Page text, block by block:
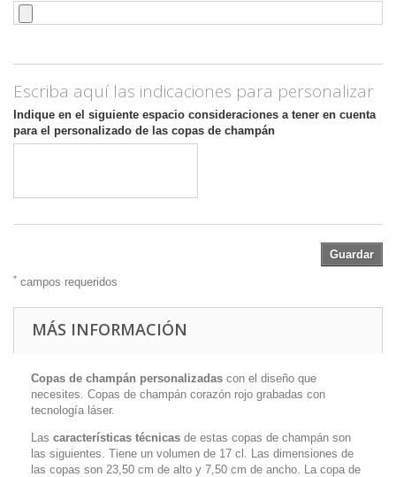
Escriba aquí las indicaciones para personalizar
Indique en el siguiente espacio consideraciones a tener en cuenta
para el personalizado de las copas de champán
Guardar
* campos requeridos
MÁS INFORMACIÓN
Copas de champán personalizadas con el diseño que
necesites. Copas de champán corazón rojo grabadas con
tecnología láser.
Las características técnicas de estas copas de champán son
las siguientes. Tiene un volumen de 17 cl. Las dimensiones de
las copas son 23,50 cm de alto y 7,50 cm de ancho. La copa de